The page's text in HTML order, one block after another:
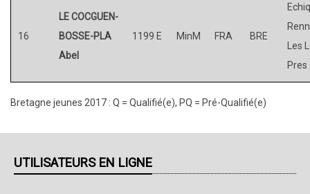
16
LE COCGUEN-
BOSSE-PLA
Abel
1199 E MinM FRA BRE
Les
Pres
Bretagne jeunes 2017 : Q = Qualifié(e), PQ = Pré-Qualifié(e)
UTILISATEURS EN LIGNE